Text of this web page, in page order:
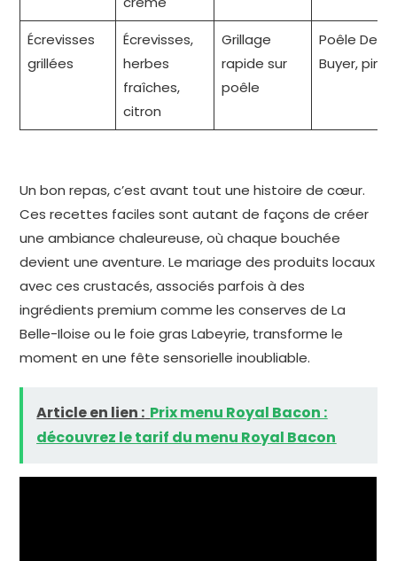
Écrevisses
grillées
Écrevisses,
herbes
fraîches,
citron
Grillage
rapide sur
poêle
Poêle De
Buyer, pince
Un bon repas, c’est avant tout une histoire de cœur.
Ces recettes faciles sont autant de façons de créer
une ambiance chaleureuse, où chaque bouchée
devient une aventure. Le mariage des produits locaux
avec ces crustacés, associés parfois à des
ingrédients premium comme les conserves de La
Belle-Iloise ou le foie gras Labeyrie, transforme le
moment en une fête sensorielle inoubliable.
Article en lien : Prix menu Royal Bacon :
découvrez le tarif du menu Royal Bacon